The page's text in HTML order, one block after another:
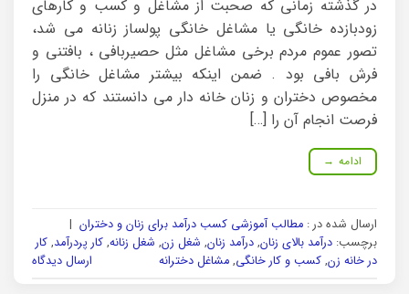
در گذشته زمانی که صحبت از مشاغل و کسب و کارهای
زودبازده خانگی یا مشاغل خانگی پولساز زنانه می شد،
تصور عموم مردم برخی مشاغل مثل حصیربافی ، بافتنی و
فرش بافی بود . ضمن اینکه بیشتر مشاغل خانگی را
مخصوص دختران و زنان خانه دار می دانستند که در منزل
فرصت انجام آن را […]
ادامه →
ارسال شده در : مطالب آموزشی کسب درآمد برای زنان و دختران |
برچسب: درآمد بالای زنان, درآمد زنان, شغل زن, شغل زنانه, کار پردرآمد, کار
در خانه زن, کسب و کار خانگی, مشاغل دخترانه ارسال دیدگاه